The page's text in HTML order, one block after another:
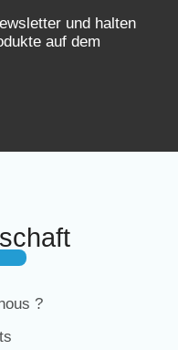
und halten
auf dem
?